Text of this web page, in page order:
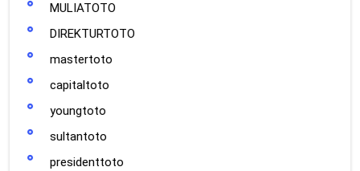
MULIATOTO
DIREKTURTOTO
mastertoto
capitaltoto
youngtoto
sultantoto
presidenttoto